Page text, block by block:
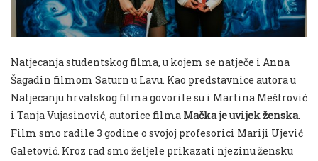
Natjecanja studentskog filma, u kojem se natječe i Anna
Šagadin filmom Saturn u Lavu. Kao predstavnice autora u
Natjecanju hrvatskog filma govorile su i Martina Meštrović
i Tanja Vujasinović, autorice filma Mačka je uvijek ženska.
Film smo radile 3 godine o svojoj profesorici Mariji Ujević
Galetović. Kroz rad smo željele prikazati njezinu žensku